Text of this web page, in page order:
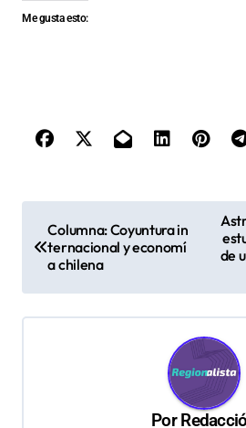
Me gusta esto:
Columna: Coyuntura in
ternacional y economí
a chilena
de
Por